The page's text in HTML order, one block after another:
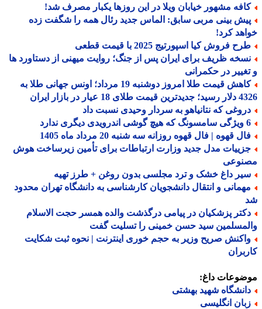
مشهور خیابان ویلا در این روزها یکبار مصرف شد!
بینی مربی سابق: الماس جدید رئال همه را شگفت زده
کرد!
فروش کیا اسپورتیج 2025 با قیمت قطعی
ظریف برای ایران پس از جنگ؛ روایت میهنی از دستاورد ها
در حکمرانی
کاهش قیمت طلا امروز دوشنبه 19 مرداد؛ اونس جهانی طلا به
18 عیار در بازار ایران
که نتانیاهو به سردار وحیدی نسبت داد
قهوه | فال قهوه روزانه سه شنبه 20 مرداد ماه 1405
مدل جدید وزارت ارتباطات برای تأمین زیرساخت هوش
داغ خشک و ترد مجلسی بدون روغن + طرز تهیه
و انتقال دانشجویان کارشناسی به دانشگاه تهران محدود
پزشکیان در پیامی درگذشت والده همسر حجت الاسلام
سید حسن خمینی را تسلیت گفت
صریح وزیر به حجم خوری اینترنت | نحوه ثبت شکایت
داغ:
شهید بهشتی
انگلیسی